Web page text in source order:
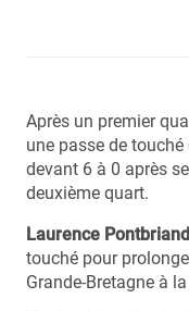
Après un premier
une passe de
devant 6 à 0 après
deuxième quart.
Laurence Pontbriand
touché pour
Grande-Bretagne à